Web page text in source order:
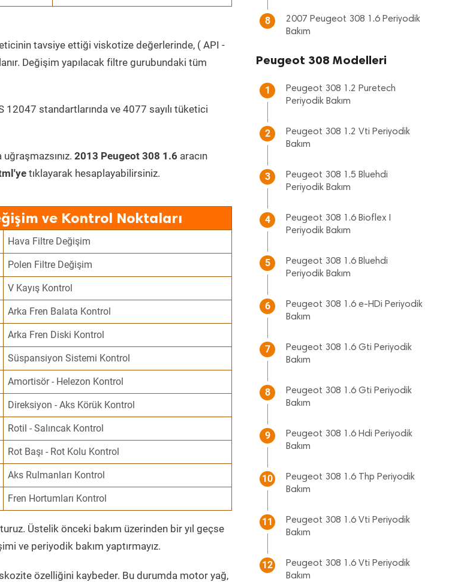
tavsiye ettiği viskotize değerlerinde, ( API -
Değişim yapılacak filtre gurubundaki tüm
12047 standartlarında ve 4077 sayılı tüketici
2013 Peugeot 308 1.6 aracın
tıklayarak hesaplayabilirsiniz.
ve Kontrol Noktaları
Hava Filtre Değişim
Polen Filtre Değişim
V Kayış Kontrol
Arka Fren Balata Kontrol
Arka Fren Diski Kontrol
Süspansiyon Sistemi Kontrol
Amortisör - Helezon Kontrol
Direksiyon - Aks Körük Kontrol
Rotil - Salıncak Kontrol
Rot Başı - Rot Kolu Kontrol
Aks Rulmanları Kontrol
Fren Hortumları Kontrol
Üstelik önceki bakım üzerinden bir yıl geçse
ve periyodik bakım yaptırmayız.
özelliğini kaybeder. Bu durumda motor yağ,
8
2007 Peugeot 308 1.6 Periyodik
Bakım
Peugeot 308 Modelleri
1
Peugeot 308 1.2 Puretech
Periyodik Bakım
2
Peugeot 308 1.2 Vti Periyodik
Bakım
3
Peugeot 308 1.5 Bluehdi
Periyodik Bakım
4
Peugeot 308 1.6 Bioflex I
Periyodik Bakım
5
Peugeot 308 1.6 Bluehdi
Periyodik Bakım
6
Peugeot 308 1.6 e-HDi Periyodik
Bakım
7
Peugeot 308 1.6 Gti Periyodik
Bakım
8
Peugeot 308 1.6 Gti Periyodik
Bakım
9
Peugeot 308 1.6 Hdi Periyodik
Bakım
10
Peugeot 308 1.6 Thp Periyodik
Bakım
11
Peugeot 308 1.6 Vti Periyodik
Bakım
12
Peugeot 308 1.6 Vti Periyodik
Bakım